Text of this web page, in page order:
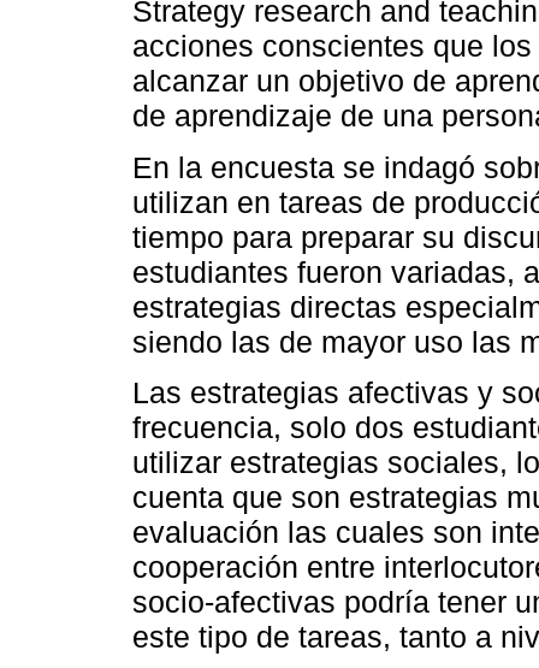
Strategy research and
acciones conscientes que
alcanzar un objetivo de
de aprendizaje de una
En la encuesta se indagó
utilizan en tareas de
tiempo para preparar su
estudiantes fueron variadas,
estrategias directas
siendo las de mayor uso las
Las estrategias afectivas y
frecuencia, solo dos
utilizar estrategias sociales,
cuenta que son estrategias
evaluación las cuales son
cooperación entre
socio-afectivas podría tener
este tipo de tareas, tanto a